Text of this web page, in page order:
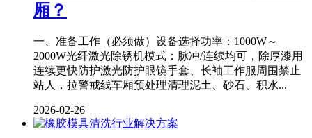
厢？
一、准备工作（必须做）设备选择功率：1000W～
2000W光纤激光除锈机模式：脉冲/连续均可，除厚漆用
连续更快防护激光防护眼镜手套、长袖工作服周围禁止
站人，拉警戒线车厢预处理清理泥土、砂石、积水...
2026-02-26